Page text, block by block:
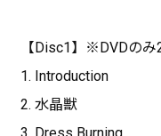
【Disc1】※DVDの
1. Introduction
2. 水晶獣